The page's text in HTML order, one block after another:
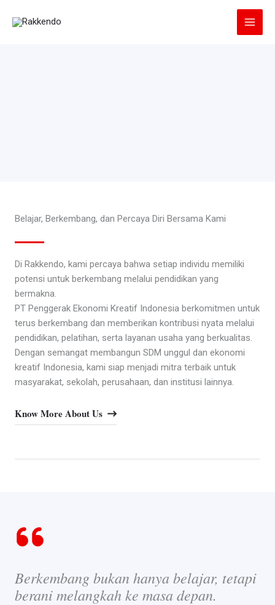
Belajar, Berkembang, dan Percaya Diri Bersama Kami
Di Rakkendo, kami percaya bahwa setiap individu memiliki
potensi untuk berkembang melalui pendidikan yang
bermakna.
PT Penggerak Ekonomi Kreatif Indonesia berkomitmen untuk
terus berkembang dan memberikan kontribusi nyata melalui
pendidikan, pelatihan, serta layanan usaha yang berkualitas.
Dengan semangat membangun SDM unggul dan ekonomi
kreatif Indonesia, kami siap menjadi mitra terbaik untuk
masyarakat, sekolah, perusahaan, dan institusi lainnya.
Know More About Us
Berkembang bukan hanya belajar, tetapi
berani melangkah ke masa depan.